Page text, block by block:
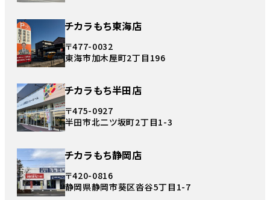
チカラもち東海店
〒477-0032
東海市加木屋町2丁目196
チカラもち半田店
〒475-0927
半田市北二ツ坂町2丁目1-3
チカラもち静岡店
〒420-0816
静岡県静岡市葵区沓谷5丁目1-7